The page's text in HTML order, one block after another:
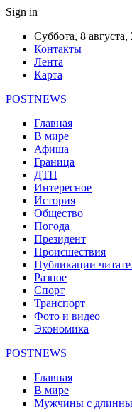
Sign in
Суббота, 8 августа,
Контакты
Лента
Карта
POSTNEWS
Главная
В мире
Афиша
Граница
ДТП
Интересное
История
Общество
Погода
Президент
Происшествия
Публикации
Разное
Спорт
Транспорт
Фото и видео
Экономика
POSTNEWS
Главная
В мире
Мужчины с